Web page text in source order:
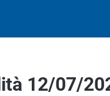
12/07/